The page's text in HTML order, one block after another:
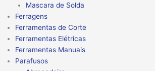
Mascara de Solda
Ferragens
Ferramentas de Corte
Ferramentas Elétricas
Ferramentas Manuais
Parafusos